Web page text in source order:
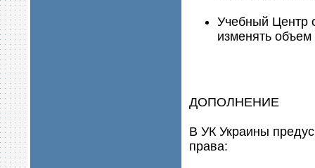
Учебный Центр
изменять
ДОПОЛНЕНИЕ
В УК Украины
права: